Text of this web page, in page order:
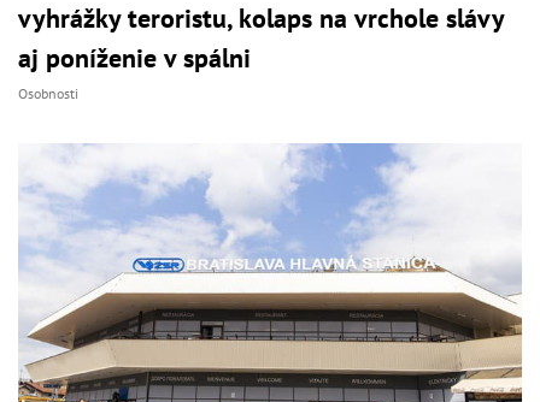
vyhrážky teroristu, kolaps na vrchole slávy
aj poníženie v spálni
Osobnosti